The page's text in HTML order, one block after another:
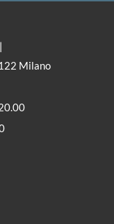
Milano